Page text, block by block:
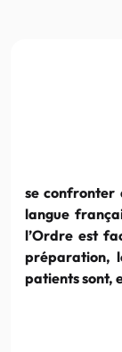
se confronter
langue
l’Ordre est
préparation,
patients sont,